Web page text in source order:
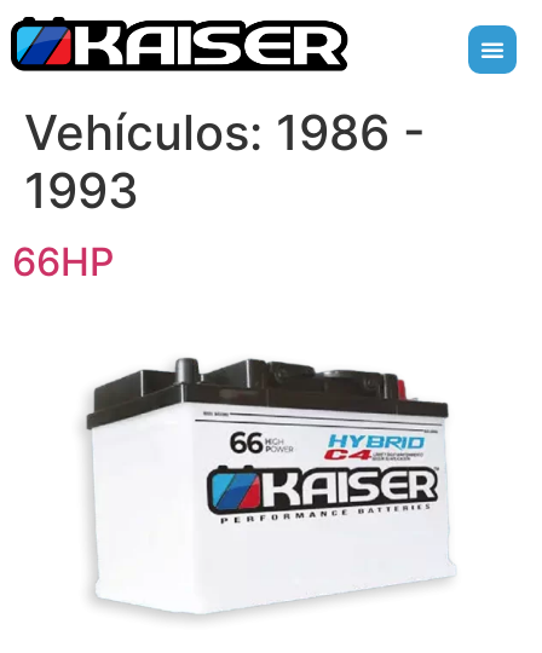
Vehículos: 1986 -
1993
66HP